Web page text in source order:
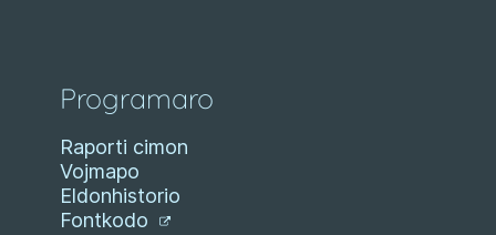
Programaro
Raporti cimon
Vojmapo
Eldonhistorio
Fontkodo